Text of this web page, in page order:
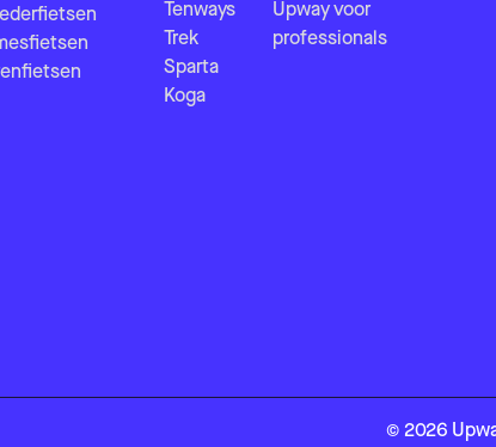
Tenways
Trek
Sparta
Koga
Upway voor
professionals
© 2026